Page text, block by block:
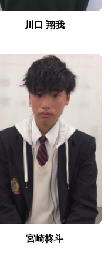
川口 翔我
宮崎柊斗